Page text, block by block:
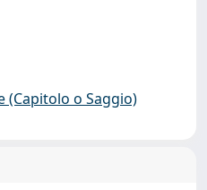
(Capitolo o Saggio)